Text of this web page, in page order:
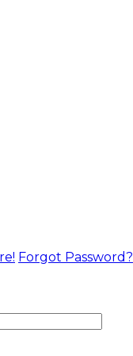
Forgot Password?